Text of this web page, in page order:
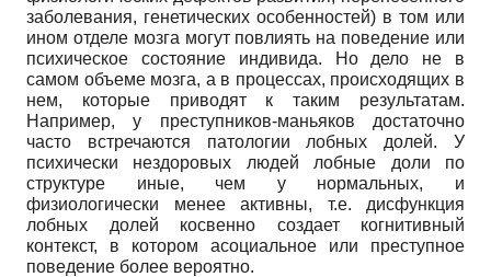
заболевания, генетических особенностей) в том или
ином отделе мозга могут повлиять на поведение или
психическое состояние индивида. Но дело не в
самом объеме мозга, а в процессах, происходящих в
нем, которые приводят к таким результатам.
Например, у преступников-маньяков достаточно
часто встречаются патологии лобных долей. У
психически нездоровых людей лобные доли по
структуре иные, чем у нормальных, и
физиологически менее активны, т.е. дисфункция
лобных долей косвенно создает когнитивный
контекст, в котором асоциальное или преступное
поведение более вероятно.